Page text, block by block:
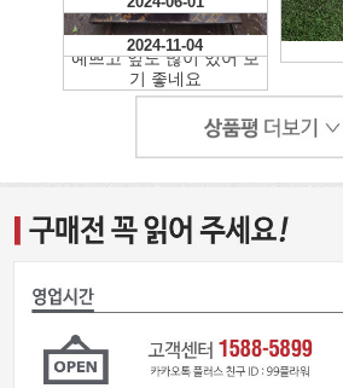
2024-12-06
예쁘고 잎도 많이 있어 보
기 좋네요
2024-11-04